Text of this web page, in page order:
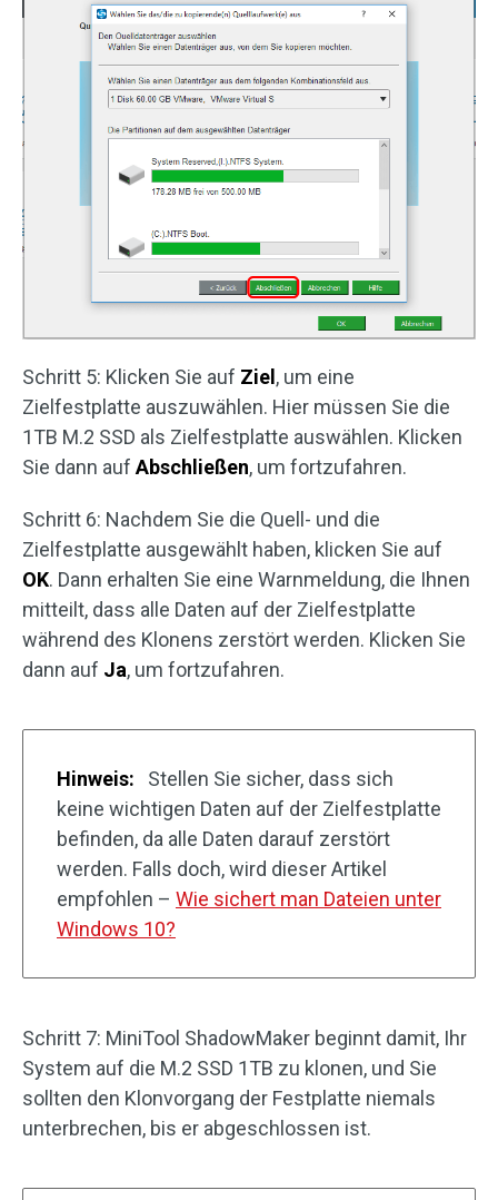
Schritt 5: Klicken Sie auf Ziel , um eine
Zielfestplatte auszuwählen. Hier müssen Sie die
1TB M.2 SSD als Zielfestplatte auswählen. Klicken
Sie dann auf Abschließen, um fortzufahren.
Schritt 6: Nachdem Sie die Quell- und die
Zielfestplatte ausgewählt haben, klicken Sie auf
OK. Dann erhalten Sie eine Warnmeldung, die Ihnen
mitteilt, dass alle Daten auf der Zielfestplatte
während des Klonens zerstört werden. Klicken Sie
dann auf Ja, um fortzufahren.
Hinweis:
Stellen Sie sicher, dass sich
keine wichtigen Daten auf der Zielfestplatte
befinden, da alle Daten darauf zerstört
werden. Falls doch, wird dieser Artikel
empfohlen – Wie sichert man Dateien unter
Windows 10?
Schritt 7: MiniTool ShadowMaker beginnt damit, Ihr
System auf die M.2 SSD 1TB zu klonen, und Sie
sollten den Klonvorgang der Festplatte niemals
unterbrechen, bis er abgeschlossen ist.